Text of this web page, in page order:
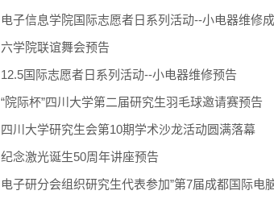
电子信息学院国际志愿者日系列活动--小电器维修
六学院联谊舞会预告
12.5国际志愿者日系列活动--小电器维修预告
“院际杯”四川大学第二届研究生羽毛球邀请赛预告
四川大学研究生会第10期学术沙龙活动圆满落幕
纪念激光诞生50周年讲座预告
电子研分会组织研究生代表参加”第7届成都国际电